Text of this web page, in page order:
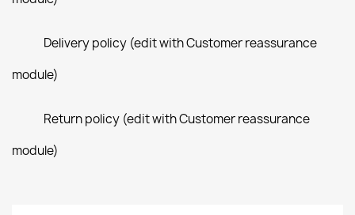
Delivery policy (edit with Customer reassurance
module)
Return policy (edit with Customer reassurance
module)